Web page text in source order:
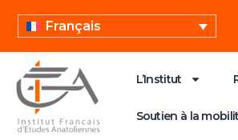
Français
L’Institut
Soutien à la